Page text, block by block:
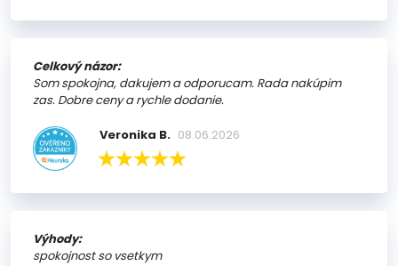
Celkový názor:
Som spokojna, dakujem a odporucam. Rada nakúpim
zas. Dobre ceny a rychle dodanie.
Veronika B. 08.06.2026
Výhody:
spokojnost so vsetkym